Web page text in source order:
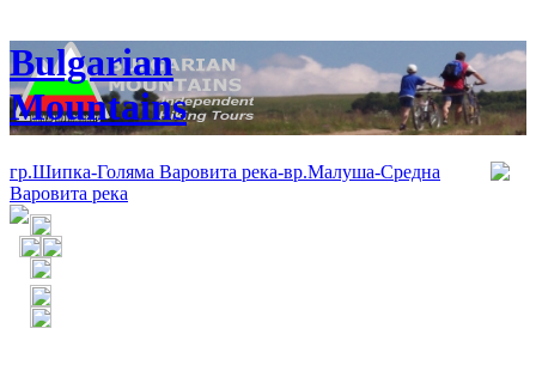
Bulgarian
Mountains
гр.Шипка-Голяма Варовита река-вр.Малуша-Средна
Варовита река